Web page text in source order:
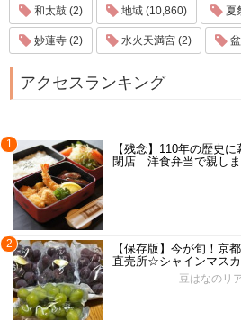
和太鼓 (2) 地域 (10,860) 夏
妙蓮寺 (2) 水火天満宮 (2)
アクセスランキング
1
【残念】110年の歴史
閉店 洋食弁当で親し
2
【保存版】今が旬！京
直売所☆シャインマスカ
豆はなのリ